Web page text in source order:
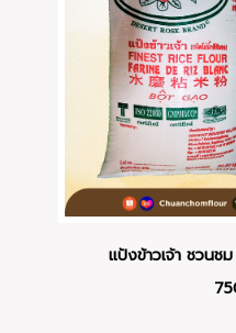
แป้งข้าวเจ้า ชวนช